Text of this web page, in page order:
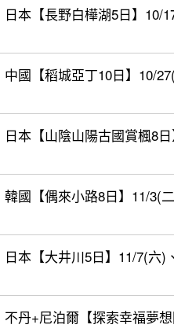
日本【長野白樺湖5日】10/
中國【稻城亞丁10日】10/
日本【山陰山陽古國賞楓8
韓國【偶來小路8日】11/3(
日本【大井川5日】11/7(六)
不丹+尼泊爾【探索幸福夢